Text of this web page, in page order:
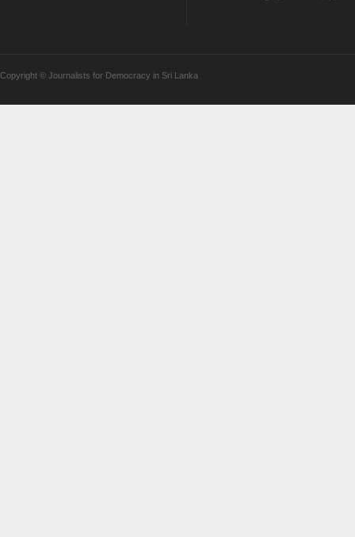
Copyright © Journalists for Democracy in Sri Lanka